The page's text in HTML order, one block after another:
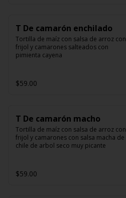
T De camarón enchilado
Tortilla de maíz con salsa de arroz con
frijol y camarones salteados con
pimienta cayena
$59.00
T De camarón macho
Tortilla de maíz con salsa de arroz con
frijol y camarones con salsa macha de
chile de arbol seco muy picante
$59.00